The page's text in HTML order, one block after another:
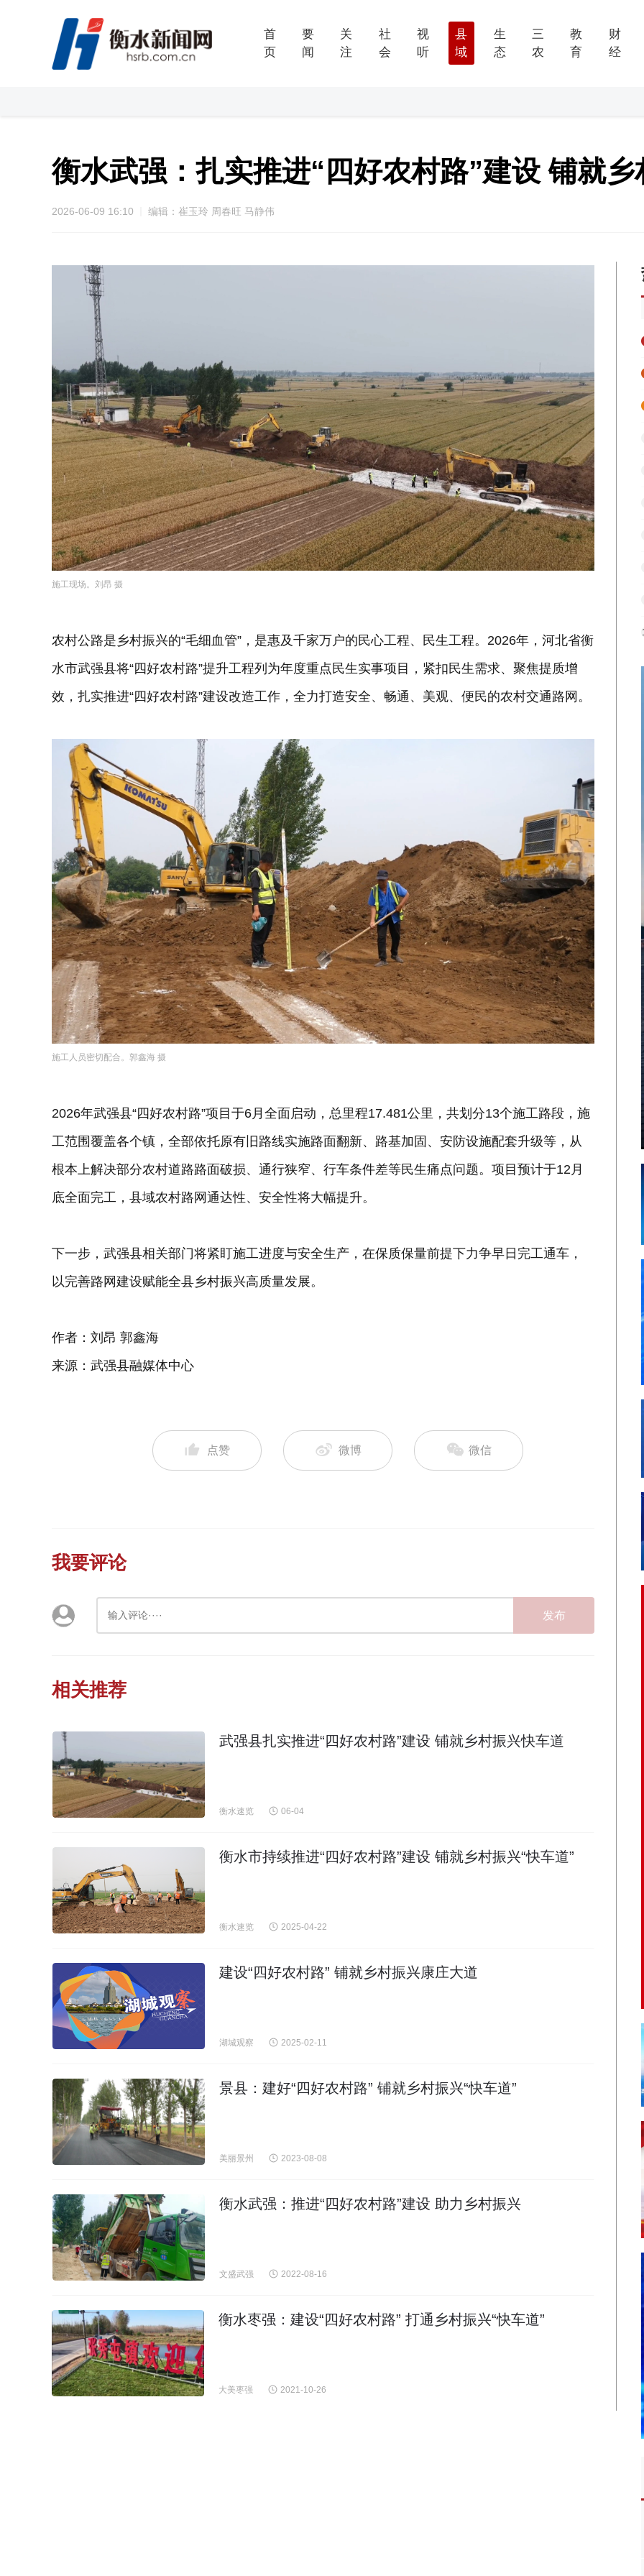
首
页
要
闻
关
注
社
会
视
听
县
域
生
态
三
农
教
育
财
经
衡水武强：扎实推进“四好农村路”建设 铺就
2026-06-09 16:10 编辑：崔玉玲 周春旺 马静伟
施工现场。刘昂 摄
农村公路是乡村振兴的“毛细血管”，是惠及千家万户的民心工程、民生工程。2026年，河北省衡
水市武强县将“四好农村路”提升工程列为年度重点民生实事项目，紧扣民生需求、聚焦提质增
效，扎实推进“四好农村路”建设改造工作，全力打造安全、畅通、美观、便民的农村交通路网。
施工人员密切配合。郭鑫海 摄
2026年武强县“四好农村路”项目于6月全面启动，总里程17.481公里，共划分13个施工路段，施
工范围覆盖各个镇，全部依托原有旧路线实施路面翻新、路基加固、安防设施配套升级等，从
根本上解决部分农村道路路面破损、通行狭窄、行车条件差等民生痛点问题。项目预计于12月
底全面完工，县域农村路网通达性、安全性将大幅提升。
下一步，武强县相关部门将紧盯施工进度与安全生产，在保质保量前提下力争早日完工通车，
以完善路网建设赋能全县乡村振兴高质量发展。
作者：刘昂 郭鑫海
来源：武强县融媒体中心
点赞 微博 微信
我要评论
发布
相关推荐
武强县扎实推进“四好农村路”建设 铺就乡村振兴快车道
衡水速览 06-04
衡水市持续推进“四好农村路”建设 铺就乡村振兴“快车道”
衡水速览 2025-04-22
建设“四好农村路” 铺就乡村振兴康庄大道
湖城观察 2025-02-11
景县：建好“四好农村路” 铺就乡村振兴“快车道”
美丽景州 2023-08-08
衡水武强：推进“四好农村路”建设 助力乡村振兴
文盛武强 2022-08-16
衡水枣强：建设“四好农村路” 打通乡村振兴“快车道”
大美枣强 2021-10-26